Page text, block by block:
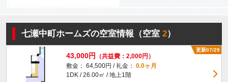
七瀬中町ホームズの空室情報（空室2）
更新07/29
43,000円
（共益費：2,000円）
敷金： 64,500円 / 礼金： 0.0ヶ月
1DK / 26.00㎡ / 地上1階